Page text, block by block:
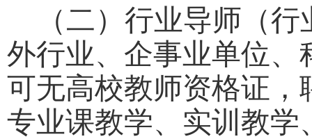
（二）行业导师（
外行业、企事业单位
可无高校教师资格证
专业课教学、实训教学